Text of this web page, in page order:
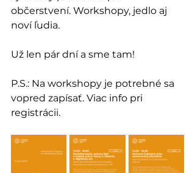
občerstvení. Workshopy, jedlo aj
noví ľudia.
Už len pár dní a sme tam!
P.S.: Na workshopy je potrebné sa
vopred zapísať. Viac info pri
registrácii.